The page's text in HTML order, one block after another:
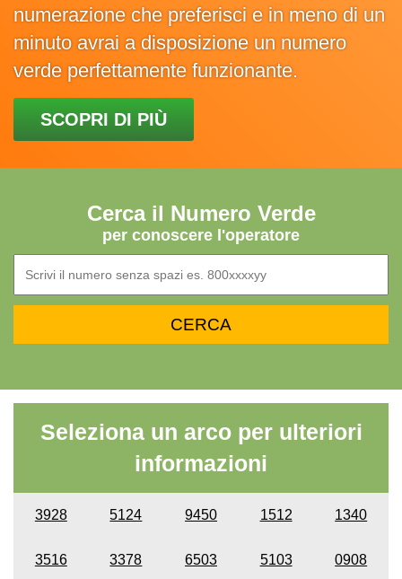
numerazione che preferisci e in meno di un
minuto avrai a disposizione un numero
verde perfettamente funzionante.
SCOPRI DI PIÙ
Cerca il Numero Verde
per conoscere l'operatore
Seleziona un arco per ulteriori
informazioni
3928 5124 9450 1512 1340
3516 3378 6503 5103 0908